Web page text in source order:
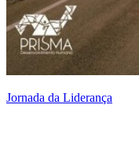
Jornada da Liderança